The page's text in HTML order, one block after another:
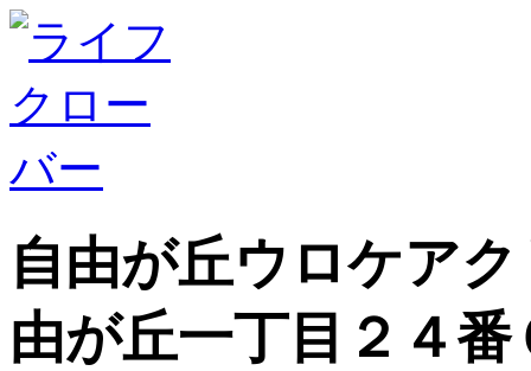
自由が丘ウロケア
由が丘一丁目２４